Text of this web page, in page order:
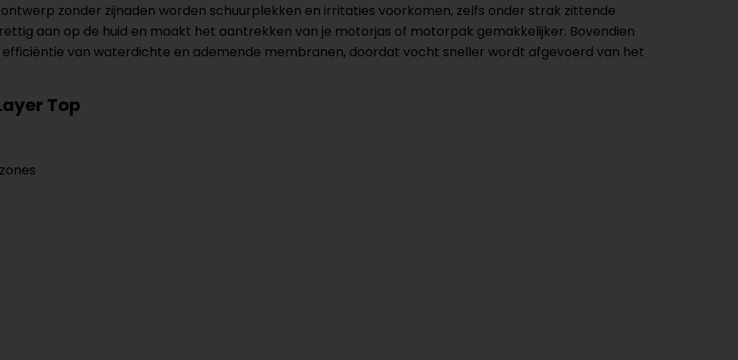
zonder zijnaden worden schuurplekken en irritaties voorkomen, zelfs onder strak zittende
aan op de huid en maakt het aantrekken van je motorjas of motorpak gemakkelijker. Bovendien
van waterdichte en ademende membranen, doordat vocht sneller wordt afgevoerd van het
Top